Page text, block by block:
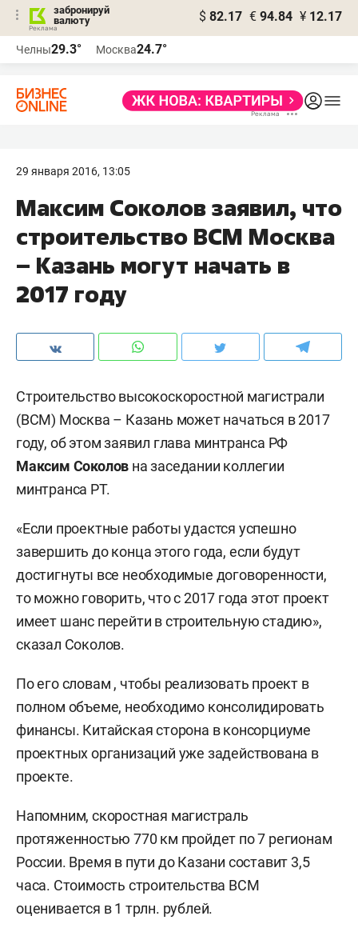
забронируй
валюту
$ 82.17 € 94.84 ¥ 12.17
Челны29.3° Москва24.7°
29 января 2016, 13:05
Максим Соколов заявил, что
строительство ВСМ Москва
– Казань могут начать в
2017 году
Строительство высокоскоростной магистрали
(ВСМ) Москва – Казань может начаться в 2017
году, об этом заявил глава минтранса РФ
Максим Соколов на заседании коллегии
минтранса РТ.
«Если проектные работы удастся успешно
завершить до конца этого года, если будут
достигнуты все необходимые договоренности,
то можно говорить, что с 2017 года этот проект
имеет шанс перейти в строительную стадию»,
сказал Соколов.
По его словам , чтобы реализовать проект в
полном объеме, необходимо консолидировать
финансы. Китайская сторона в консорциуме
проектных организаций уже задействована в
проекте.
Напомним, скоростная магистраль
протяженностью 770 км пройдет по 7 регионам
России. Время в пути до Казани составит 3,5
часа. Стоимость строительства ВСМ
оценивается в 1 трлн. рублей.